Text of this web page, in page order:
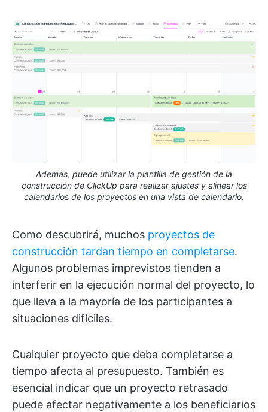
Además, puede utilizar la plantilla de gestión de la
construcción de ClickUp para realizar ajustes y alinear los
calendarios de los proyectos en una vista de calendario.
Como descubrirá, muchos proyectos de
construcción tardan tiempo en completarse.
Algunos problemas imprevistos tienden a
interferir en la ejecución normal del proyecto, lo
que lleva a la mayoría de los participantes a
situaciones difíciles.
Cualquier proyecto que deba completarse a
tiempo afecta al presupuesto. También es
esencial indicar que un proyecto retrasado
puede afectar negativamente a los beneficiarios